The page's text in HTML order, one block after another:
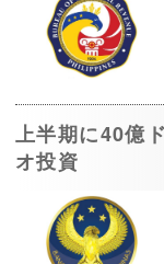
上半期に40億
オ投資